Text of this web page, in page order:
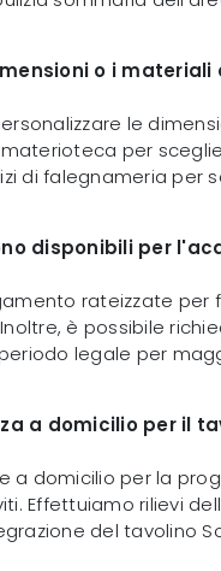
o i
le
per
di falegnameria per
disponibili per
rateizzate per
è possibile
legale per
a domicilio per il
a domicilio per la
Effettuiamo rilievi
del tavolino